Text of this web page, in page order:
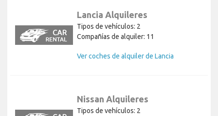
Lancia Alquileres
Tipos de vehículos: 2
Compañías de alquiler: 11
Ver coches de alquiler de Lancia
Nissan Alquileres
Tipos de vehículos: 2